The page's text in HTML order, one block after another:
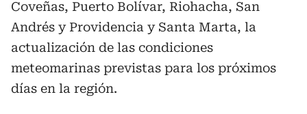
Coveñas, Puerto Bolívar, Riohacha, San
Andrés y Providencia y Santa Marta, la
actualización de las condiciones
meteomarinas previstas para los próximos
días en la región.